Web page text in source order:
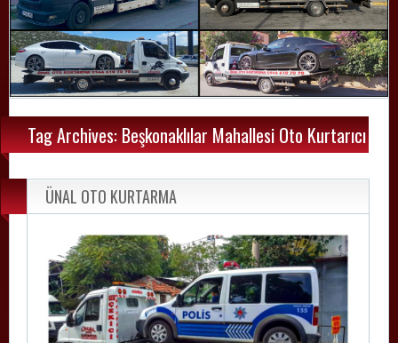
Tag Archives: Beşkonaklılar Mahallesi Oto Kurtarıcı
ÜNAL OTO KURTARMA